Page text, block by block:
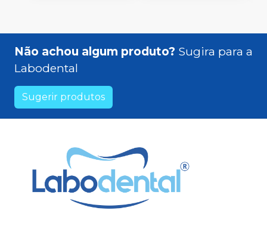
Não achou algum produto? Sugira para a
Labodental
Sugerir produtos